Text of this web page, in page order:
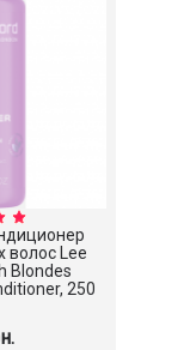
волос Lee
Blondes
250